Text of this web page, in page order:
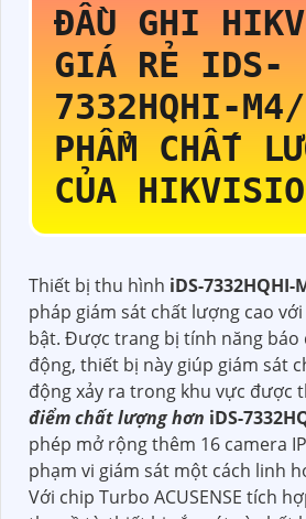
ĐẦU GHI
GIÁ RẺ IDS-
7332HQHI-
PHẨM CHẤT
CỦA
Thiết bị thu hình iDS-7332HQHI-
pháp giám sát chất lượng cao
bật. Được trang bị tính năng báo
động, thiết bị này giúp giám sát
động xảy ra trong khu vực được
điểm chất lượng hơn iDS-
phép mở rộng thêm 16 camera
phạm vi giám sát một cách linh
Với chip Turbo ACUSENSE tích